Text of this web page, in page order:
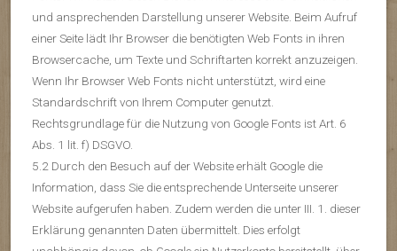
und ansprechenden Darstellung unserer Website. Beim Aufruf
einer Seite lädt Ihr Browser die benötigten Web Fonts in ihren
Browsercache, um Texte und Schriftarten korrekt anzuzeigen.
Wenn Ihr Browser Web Fonts nicht unterstützt, wird eine
Standardschrift von Ihrem Computer genutzt.
Rechtsgrundlage für die Nutzung von Google Fonts ist Art. 6
Abs. 1 lit. f) DSGVO.
5.2 Durch den Besuch auf der Website erhält Google die
Information, dass Sie die entsprechende Unterseite unserer
Website aufgerufen haben. Zudem werden die unter III. 1. dieser
Erklärung genannten Daten übermittelt. Dies erfolgt